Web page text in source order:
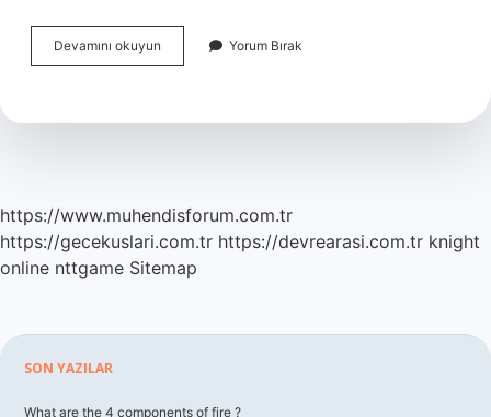
Devamını okuyun
Şifresi
Yorum Bırak
https://www.muhendisforum.com.tr
https://gecekuslari.com.tr https://devrearasi.com.tr knight
online nttgame Sitemap
Sidebar
SON YAZILAR
What are the 4 components of fire ?